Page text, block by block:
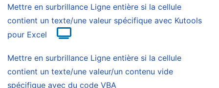
Mettre en surbrillance Ligne entière si la cellule
contient un texte/une valeur spécifique avec Kutools
pour Excel
Mettre en surbrillance Ligne entière si la cellule
contient un texte/une valeur/un contenu vide
spécifique avec du code VBA